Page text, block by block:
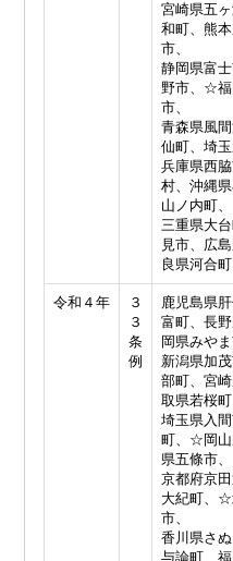
宮崎県五
和町、熊
市、
静岡県富
野市、☆福
市、
青森県風
仙町、埼
兵庫県西
村、沖縄
山ノ内町、
三重県大
見市、広
良県河合町
令和４年
３
３
条
例
鹿児島県
富町、長
岡県みやま
新潟県加
部町、宮
取県若桜町
埼玉県入
町、☆岡山
県五條市、
京都府京
大紀町、☆
市、
香川県さ
与論町、